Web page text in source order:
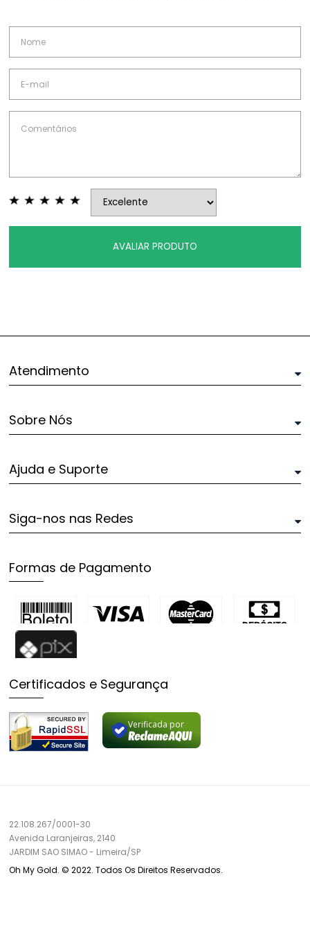
AVALIAR PRODUTO
Atendimento
Sobre Nós
Ajuda e Suporte
Siga-nos nas Redes
Formas de Pagamento
Certificados e Segurança
Verificada por
22.108.267/0001-30
Avenida Laranjeiras, 2140
JARDIM SAO SIMAO - Limeira/SP
Oh My Gold. © 2022. Todos Os Direitos Reservados.